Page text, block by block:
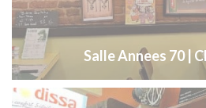
Salle Annees 70 |